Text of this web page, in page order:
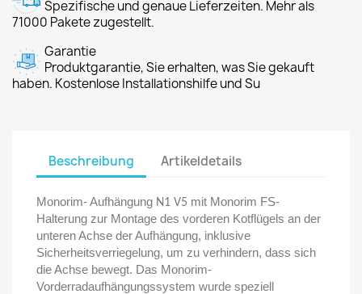
Spezifische und genaue Lieferzeiten. Mehr als
71000 Pakete zugestellt.
Garantie
Produktgarantie, Sie erhalten, was Sie gekauft
haben. Kostenlose Installationshilfe und Su
Beschreibung Artikeldetails
Monorim- Aufhängung N1 V5 mit Monorim FS-
Halterung zur Montage des vorderen Kotflügels an der
unteren Achse der Aufhängung, inklusive
Sicherheitsverriegelung, um zu verhindern, dass sich
die Achse bewegt. Das Monorim-
Vorderradaufhängungssystem wurde speziell